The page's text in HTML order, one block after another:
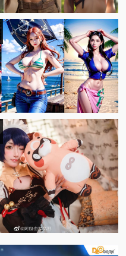
Thiên Mobile
gái đẹp One Piece
siêu cute